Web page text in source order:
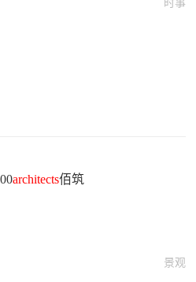
时事
architects佰筑
景观